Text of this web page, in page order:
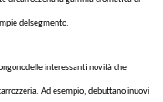
delsegmento.
interessanti novità che
Ad esempio, debuttano inuovi